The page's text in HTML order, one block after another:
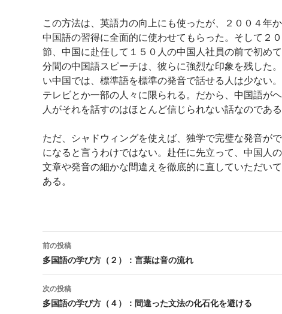
この方法は、英語力の向上にも使ったが、２００４年
中国語の習得に全面的に使わせてもらった。そして２
節、中国に赴任して１５０人の中国人社員の前で初め
分間の中国語スピーチは、彼らに強烈な印象を残した
い中国では、標準語を標準の発音で話せる人は少ない
テレビとか一部の人々に限られる。だから、中国語が
人がそれを話すのはほとんど信じられない話なのである
ただ、シャドウィングを使えば、独学で完璧な発音が
になると言うわけではない。赴任に先立って、中国人の
文章や発音の細かな間違えを徹底的に直していただい
ある。
投
稿
ナ
ビ
前の投稿
多国語の学び方（２）：言葉は音の流れ
次の投稿
多国語の学び方（４）：間違った文法の化石化を避ける